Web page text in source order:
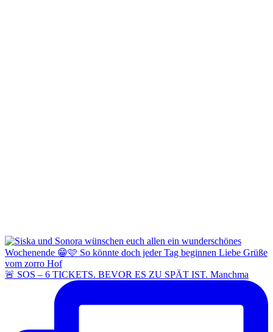
🚨 SOS – 6 TICKETS. BEVOR ES ZU SPÄT IST. Manchma